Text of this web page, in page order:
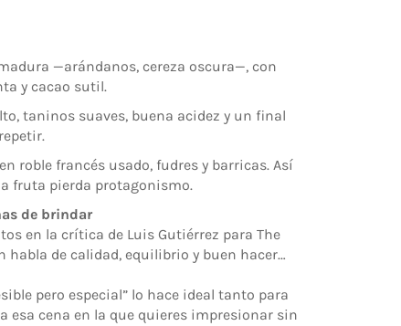
—arándanos, cereza oscura—, con
y cacao sutil.
taninos suaves, buena acidez y un final
roble francés usado, fudres y barricas. Así
fruta pierda protagonismo.
de brindar
en la crítica de Luis Gutiérrez para The
habla de calidad, equilibrio y buen hacer…
pero especial” lo hace ideal tanto para
esa cena en la que quieres impresionar sin